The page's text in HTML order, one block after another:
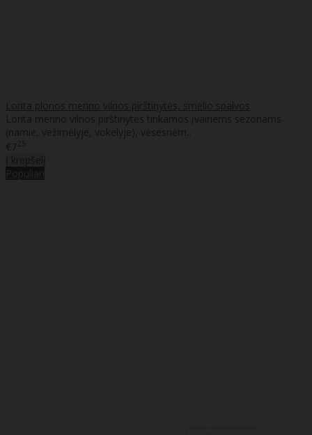
Lorita plonos merino vilnos pirštinytės, smėlio spalvos
Lorita merino vilnos pirštinytės tinkamos įvairiems sezonams
(namie, vežimėlyje, vokelyje), vėsesnėm..
€725
Populiari